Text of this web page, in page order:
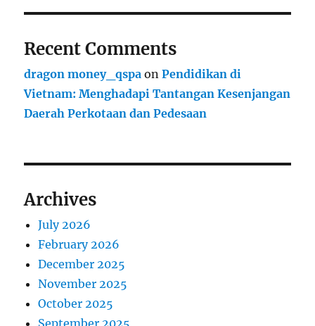
Recent Comments
dragon money_qspa onPendidikan di
Vietnam: Menghadapi Tantangan Kesenjangan
Daerah Perkotaan dan Pedesaan
Archives
July 2026
February 2026
December 2025
November 2025
October 2025